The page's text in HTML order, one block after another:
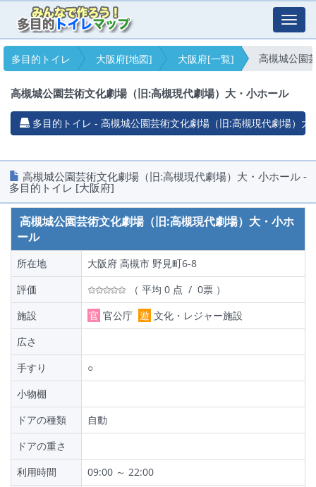
多目的トイレ
大阪府[地図] 大阪府[一覧] 高槻城公園
高槻城公園芸術文化劇場（旧:高槻現代劇場）大・小ホール
多目的トイレ - 高槻城公園芸術文化劇場（旧:高槻現代劇場）大
高槻城公園芸術文化劇場（旧:高槻現代劇場）大・小ホール -
多目的トイレ [大阪府]
高槻城公園芸術文化劇場（旧:高槻現代劇場）大・小ホ
ール
所在地
大阪府 高槻市 野見町6-8
評価
（ 平均 0 点 / 0票 ）
施設
官 官公庁 遊 文化・レジャー施設
広さ
手すり
○
小物棚
ドアの種類
自動
ドアの重さ
利用時間
09:00 ～ 22:00